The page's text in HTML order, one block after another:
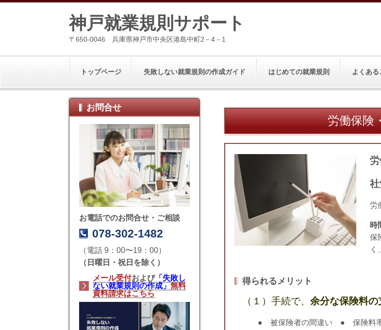
神戸就業規則サポート
〒650-0046 兵庫県神戸市中央区港島中町2－4－1
トップページ 失敗しない就業規則の作成ガイド はじめての就業規則 よくある
労働保険
労
時
保
く
得られるメリット
（１）手続で、 余分な保険料の
● 被保険者の間違い ● 保険料率
お問合せ
お電話でのお問合せ・ご相談
078-302-1482
（電話 9：00〜19：00）
（日曜日・祝日を除く）
メール受付および「失敗し
ない就業規則の作成」 無料
資料請求はこちら